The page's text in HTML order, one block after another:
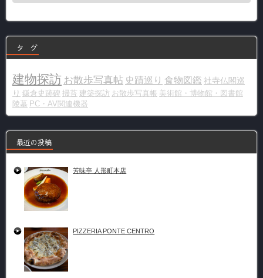
ー
タ グ
建物探訪 お散歩写真帖 史蹟巡り 食物図鑑 社寺仏閣巡
り 鎌倉史跡碑 掃苔 建築探訪 お散歩写真帳 美術館・博物館・図書館
陵墓 PC・AV関連機器
最近の投稿
芳味亭 人形町本店
PIZZERIA PONTE CENTRO